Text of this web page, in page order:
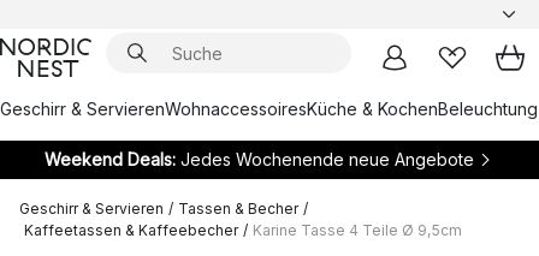
Geschirr & ServierenWohnaccessoiresKüche & KochenBeleuchtung
Weekend Deals:Jedes Wochenende neue Angebote
Geschirr & Servieren / Tassen & Becher /
Kaffeetassen & Kaffeebecher / Karine Tasse 4 Teile Ø 9,5cm